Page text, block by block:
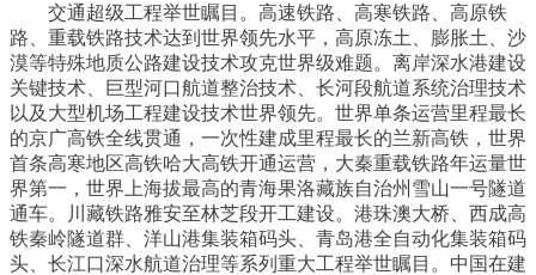
交通超级工程举世瞩目。高速铁路、高寒铁路、高原铁
路、重载铁路技术达到世界领先水平，高原冻土、膨胀土、沙
漠等特殊地质公路建设技术攻克世界级难题。离岸深水港建设
关键技术、巨型河口航道整治技术、长河段航道系统治理技术
以及大型机场工程建设技术世界领先。世界单条运营里程最长
的京广高铁全线贯通，一次性建成里程最长的兰新高铁，世界
首条高寒地区高铁哈大高铁开通运营，大秦重载铁路年运量世
界第一，世界上海拔最高的青海果洛藏族自治州雪山一号隧道
通车。川藏铁路雅安至林芝段开工建设。港珠澳大桥、西成高
铁秦岭隧道群、洋山港集装箱码头、青岛港全自动化集装箱码
头、长江口深水航道治理等系列重大工程举世瞩目。中国在建